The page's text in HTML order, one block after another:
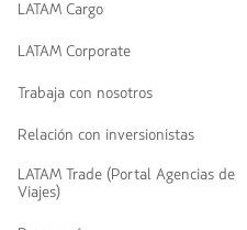
LATAM Cargo
LATAM Corporate
Trabaja con nosotros
Relación con inversionistas
LATAM Trade (Portal Agencias de
Viajes)